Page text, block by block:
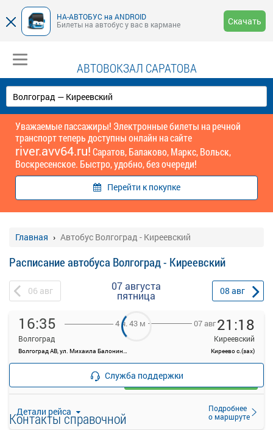
НА-АВТОБУС на ANDROID
Билеты на автобус у вас в кармане
Скачать
АВТОВОКЗАЛ САРАТОВА
Уважаемые пассажиры! Электронные билеты на речной
транспорт теперь доступны онлайн на сайте
river.avv64.ru!Саратов, Балаково, Маркс, Вольск,
Воскресенское. Быстро, удобно, без очереди!
Перейти к покупке
Главная Автобус Волгоград - Киреевский
Расписание автобуса Волгоград - Киреевский
06 авг 07 августа
пятница 08 авг
16:35
Волгоград
Волгоград АВ, ул. Михаила Балонина, 11
4 ч. 43 м 07 авг21:18
Киреевский
Киреево с.(зах)
Детали рейса
Подробнее
о маршруте
—
Загрузить цену
Служба поддержки
Контакты справочной